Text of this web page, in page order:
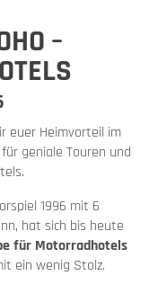
–
euer Heimvorteil im
geniale Touren und
1996 mit 6
hat sich bis heute
für Motorradhotels
ein wenig Stolz.